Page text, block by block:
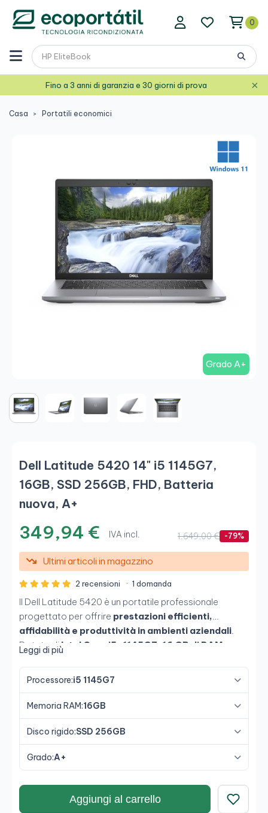
0
Fino a 3 anni di garanzia e 30 giorni di prova ×
Casa Portatili economici
Grado A+
Dell Latitude 5420 14" i5 1145G7,
16GB, SSD 256GB, FHD, Batteria
nuova, A+
349,94 € IVA incl. 1.649,00 € -79%
Ultimi articoli in magazzino
2 recensioni · 1 domanda
Il Dell Latitude 5420 è un portatile professionale
progettato per offrire prestazioni efficienti,
affidabilità e produttività in ambienti aziendali.
Dotato diIntel Core i5-1145G7, 16 GB di RAM e
multitasking e con applicazioni impegnative, mentre il
comoda ed efficiente.
Leggi di più
Processore:i5 1145G7
Memoria RAM:16GB
Disco rigido:SSD 256GB
Grado:A+
Aggiungi al carrello